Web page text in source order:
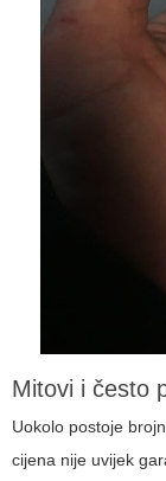
Mitovi i često
Uokolo postoje
cijena nije uvijek